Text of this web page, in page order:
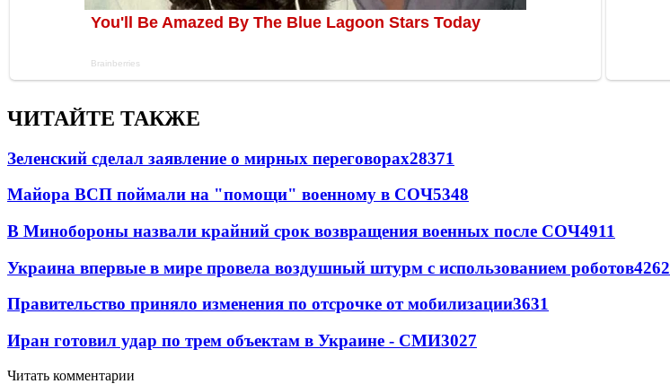
ЧИТАЙТЕ ТАКЖЕ
Зеленский сделал заявление о мирных переговорах28371
Майора ВСП поймали на "помощи" военному в СОЧ5348
В Минобороны назвали крайний срок возвращения военных после СОЧ4911
Украина впервые в мире провела воздушный штурм с использованием роботов4262
Правительство приняло изменения по отсрочке от мобилизации3631
Иран готовил удар по трем объектам в Украине - СМИ3027
Читать комментарии